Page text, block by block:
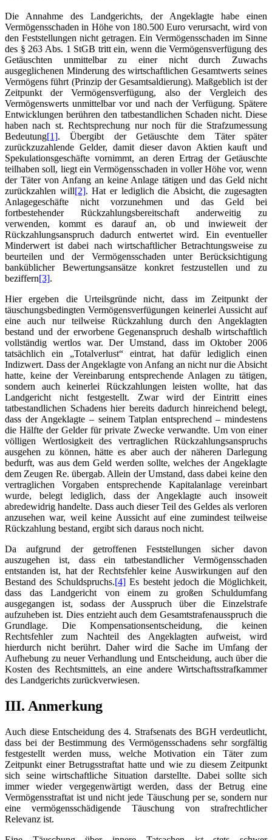
Die Annahme des Landgerichts, der Angeklagte habe einen
Vermögensschaden in Höhe von 180.500 Euro verursacht, wird von
den Feststellungen nicht getragen. Ein Vermögensschaden im Sinne
des § 263 Abs. 1 StGB tritt ein, wenn die Vermögensverfügung des
Getäuschten unmittelbar zu einer nicht durch Zuwachs
ausgeglichenen Minderung des wirtschaftlichen Gesamtwerts seines
Vermögens führt (Prinzip der Gesamtsaldierung). Maßgeblich ist der
Zeitpunkt der Vermögensverfügung, also der Vergleich des
Vermögenswerts unmittelbar vor und nach der Verfügung. Spätere
Entwicklungen berühren den tatbestandlichen Schaden nicht. Diese
haben nach st. Rechtsprechung nur noch für die Strafzumessung
Bedeutung[1]. Übergibt der Getäuschte dem Täter später
zurückzuzahlende Gelder, damit dieser davon Aktien kauft und
Spekulationsgeschäfte vornimmt, an deren Ertrag der Getäuschte
teilhaben soll, liegt ein Vermögensschaden in voller Höhe vor, wenn
der Täter von Anfang an keine Anlage tätigen und das Geld nicht
zurückzahlen will[2]. Hat er lediglich die Absicht, die zugesagten
Anlagegeschäfte nicht vorzunehmen und das Geld bei
fortbestehender Rückzahlungsbereitschaft anderweitig zu
verwenden, kommt es darauf an, ob und inwieweit der
Rückzahlungsanspruch dadurch entwertet wird. Ein eventueller
Minderwert ist dabei nach wirtschaftlicher Betrachtungsweise zu
beurteilen und der Vermögensschaden unter Berücksichtigung
banküblicher Bewertungsansätze konkret festzustellen und zu
beziffern[3].
Hier ergeben die Urteilsgründe nicht, dass im Zeitpunkt der
täuschungsbedingten Vermögensverfügungen keinerlei Aussicht auf
eine auch nur teilweise Rückzahlung durch den Angeklagten
bestand und der erworbene Gegenanspruch deshalb wirtschaftlich
vollständig wertlos war. Der Umstand, dass im Oktober 2006
tatsächlich ein „Totalverlust“ eintrat, hat dafür lediglich einen
Indizwert. Dass der Angeklagte von Anfang an nicht nur die Absicht
hatte, keine der Vereinbarung entsprechende Anlagen zu tätigen,
sondern auch keinerlei Rückzahlungen leisten wollte, hat das
Landgericht nicht festgestellt. Zwar wird der Eintritt eines
tatbestandlichen Schadens hier bereits dadurch hinreichend belegt,
dass der Angeklagte – seinem Tatplan entsprechend – mindestens
die Hälfte der Gelder für private Zwecke verwandte. Um von einer
völligen Wertlosigkeit des vertraglichen Rückzahlungsanspruchs
ausgehen zu können, hätte es aber auch der näheren Darlegung
bedurft, was aus dem Geld werden sollte, welches der Angeklagte
dem Zeugen Re. übergab. Allein der Umstand, dass dabei keine den
vertraglichen Vorgaben entsprechende Kapitalanlage vereinbart
wurde, belegt lediglich, dass der Angeklagte auch insoweit
abredewidrig handelte. Dass auch dieser Teil des Geldes als verloren
anzusehen war, weil keine Aussicht auf eine zumindest teilweise
Rückzahlung bestand, ergibt sich daraus noch nicht.
Da aufgrund der getroffenen Feststellungen sicher davon
auszugehen ist, dass ein tatbestandlicher Vermögensschaden
entstanden ist, hat der Rechtsfehler keine Auswirkungen auf den
Bestand des Schuldspruchs.[4]Es besteht jedoch die Möglichkeit,
dass das Landgericht von einem zu großen Schuldumfang
ausgegangen ist, sodass der Ausspruch über die Einzelstrafe
aufzuheben ist. Dies entzieht auch dem Gesamtstrafenausspruch die
Grundlage. Die Kompensationsentscheidung, die keinen
Rechtsfehler zum Nachteil des Angeklagten aufweist, wird
hierdurch nicht berührt. Daher wird die Sache im Umfang der
Aufhebung zu neuer Verhandlung und Entscheidung, auch über die
Kosten des Rechtsmittels, an eine andere Wirtschaftsstrafkammer
des Landgerichts zurückverwiesen.
III. Anmerkung
Auch diese Entscheidung des 4. Strafsenats des BGH verdeutlicht,
dass bei der Bestimmung des Vermögensschadens sehr sorgfältig
festgestellt werden muss, welche Motivation ein Täter zum
Zeitpunkt einer Betrugsstraftat hatte und wie zu diesem Zeitpunkt
sich seine wirtschaftliche Situation darstellte. Dabei sollte sich
immer wieder vergegenwärtigt werden, dass der Betrug eine
Vermögensstraftat ist und nicht jede Täuschung per se, sondern nur
eine vermögensschädigende Täuschung von strafrechtlicher
Relevanz ist.